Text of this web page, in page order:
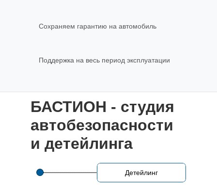
Сохраняем гарантию на автомобиль
Поддержка на весь период эксплуатации
Детейлинг
БАСТИОН - студия
автобезопасности
и детейлинга